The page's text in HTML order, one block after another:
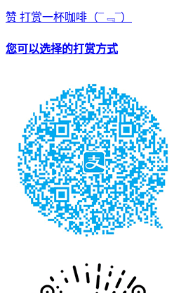
赞 打赏一杯咖啡 （¯﹃¯）
您可以选择的打赏方式